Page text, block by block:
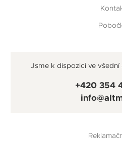
Jsme k dispozici ve
+420 354